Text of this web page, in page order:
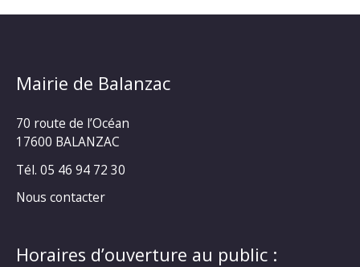
Mairie de Balanzac
70 route de l’Océan
17600 BALANZAC
Tél. 05 46 94 72 30
Nous contacter
Horaires d’ouverture au public :